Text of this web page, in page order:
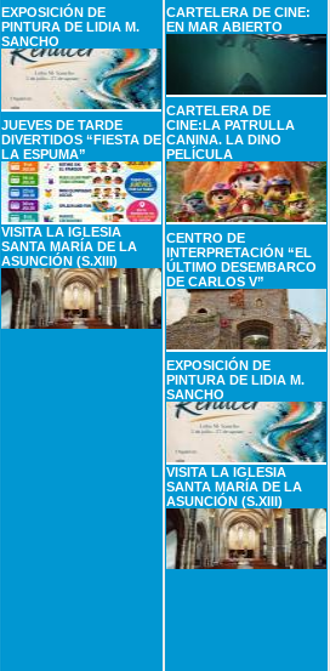
EXPOSICIÓN DE
PINTURA DE LIDIA M.
SANCHO
JUEVES DE TARDE
DIVERTIDOS “FIESTA DE
LA ESPUMA”
VISITA LA IGLESIA
SANTA MARÍA DE LA
ASUNCIÓN (S.XIII)
CARTELERA DE CINE:
EN MAR ABIERTO
CARTELERA DE
CINE:LA PATRULLA
CANINA. LA DINO
PELÍCULA
CENTRO DE
INTERPRETACIÓN “EL
ÚLTIMO DESEMBARCO
DE CARLOS V”
EXPOSICIÓN DE
PINTURA DE LIDIA M.
SANCHO
VISITA LA IGLESIA
SANTA MARÍA DE LA
ASUNCIÓN (S.XIII)